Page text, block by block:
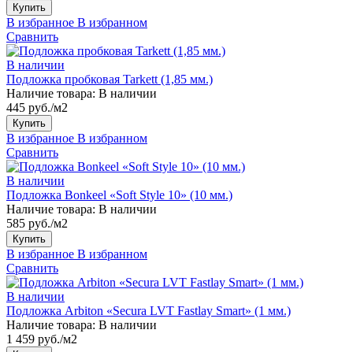
Купить
В избранное В избранном
Сравнить
В наличии
Подложка пробковая Tarkett (1,85 мм.)
Наличие товара: В наличии
445 руб./м2
Купить
В избранное В избранном
Сравнить
В наличии
Подложка Bonkeel «Soft Style 10» (10 мм.)
Наличие товара: В наличии
585 руб./м2
Купить
В избранное В избранном
Сравнить
В наличии
Подложка Arbiton «Secura LVT Fastlay Smart» (1 мм.)
Наличие товара: В наличии
1 459 руб./м2